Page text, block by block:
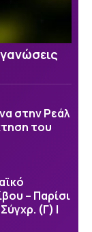
στην Ρεάλ
του
– Παρίσι
(Γ) |